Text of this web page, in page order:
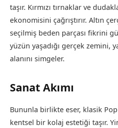
taşır. Kırmızı tırnaklar ve
ekonomisini çağrıştırır. Altın
seçilmiş beden parçası fikrini
yüzün yaşadığı gerçek zemini,
alanını simgeler.
Sanat Akımı
Bununla birlikte eser, klasik
kentsel bir kolaj estetiği taşır.